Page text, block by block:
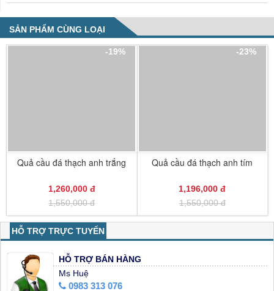
SẢN PHẨM CÙNG LOẠI
-19%
Quả cầu đá thạch anh trắng
1,260,000 đ
1,550,000 đ
-23%
Quả cầu đá thạch anh tím
1,196,000 đ
1,550,000 đ
HỖ TRỢ TRỰC TUYẾN
HỖ TRỢ BÁN HÀNG
Ms Huệ
0983 313 076